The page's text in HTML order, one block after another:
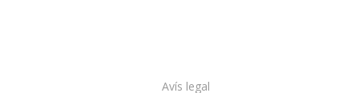
Avís legal